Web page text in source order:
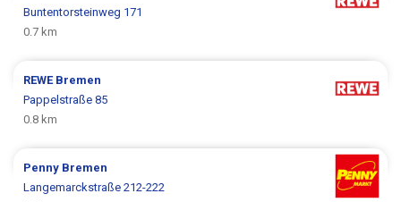
Buntentorsteinweg 171
0.7 km
REWE Bremen
Pappelstraße 85
0.8 km
Penny Bremen
Langemarckstraße 212-222